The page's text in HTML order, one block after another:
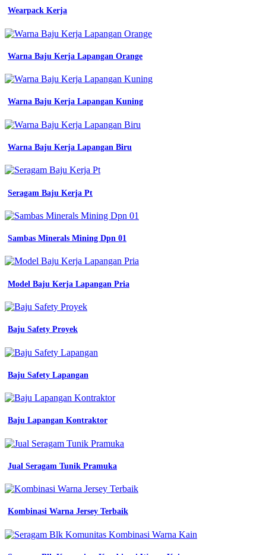
seragam
wanita
kantor
biru
seragam
blazer
seragam
kantor
wanita
seragam
wanita
seragam
kerja
blazer
terbaru
Warna
Blazer
Kerja
Wanita
Warna
premium
jual
seragam
kerja
wanita
blazer
pns
krah
Wearpack Kerja
Warna Baju Kerja Lapangan Orange
Warna Baju Kerja Lapangan Kuning
Warna Baju Kerja Lapangan Biru
Seragam Baju Kerja Pt
Sambas Minerals Mining Dpn 01
Model Baju Kerja Lapangan Pria
Baju Safety Proyek
Baju Safety Lapangan
Baju Lapangan Kontraktor
Jual Seragam Tunik Pramuka
Kombinasi Warna Jersey Terbaik